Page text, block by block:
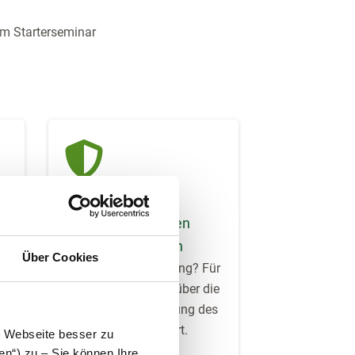
Über Cookies
besser zu
Starterseminar
Versicherung gegen
Beratungsschäden
Fehler bei der Beratung? Für
diesen Fall sind Sie über die
Haftpflichtversicherung des
Steuerrings versichert.